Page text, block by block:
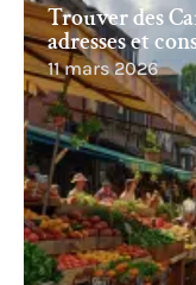
Trouver des
adresses et
11 mars 2026